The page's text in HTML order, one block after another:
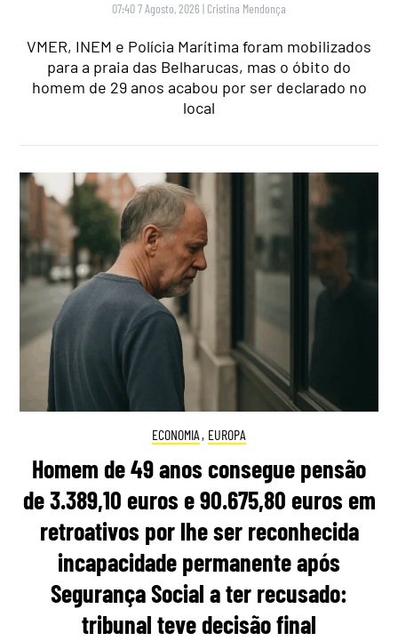
07:40 7 Agosto, 2026 | Cristina Mendonça
VMER, INEM e Polícia Marítima foram mobilizados
para a praia das Belharucas, mas o óbito do
homem de 29 anos acabou por ser declarado no
local
ECONOMIA , EUROPA
Homem de 49 anos consegue pensão
de 3.389,10 euros e 90.675,80 euros em
retroativos por lhe ser reconhecida
incapacidade permanente após
Segurança Social a ter recusado:
tribunal teve decisão final